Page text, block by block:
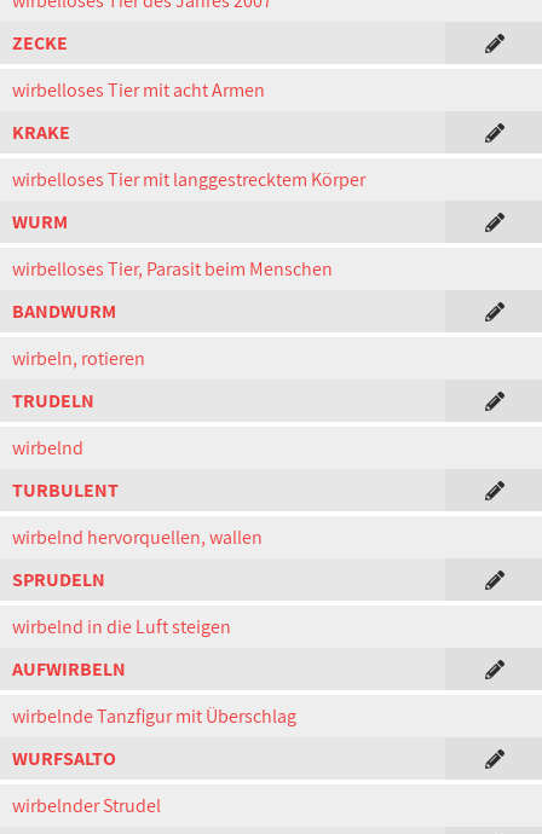
ZECKE
wirbelloses Tier mit acht Armen
KRAKE
wirbelloses Tier mit langgestrecktem Körper
WURM
wirbelloses Tier, Parasit beim Menschen
BANDWURM
wirbeln, rotieren
TRUDELN
wirbelnd
TURBULENT
wirbelnd hervorquellen, wallen
SPRUDELN
wirbelnd in die Luft steigen
AUFWIRBELN
wirbelnde Tanzfigur mit Überschlag
WURFSALTO
wirbelnder Strudel